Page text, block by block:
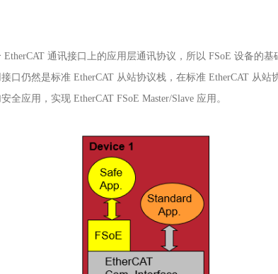
EtherCAT 通讯接口上的应用层通讯协议，所以 FSoE 设备的基
口仍然是标准 EtherCAT 从站协议栈，在标准 EtherCAT 从站
全应用，实现 EtherCAT FSoE Master/Slave 应用。